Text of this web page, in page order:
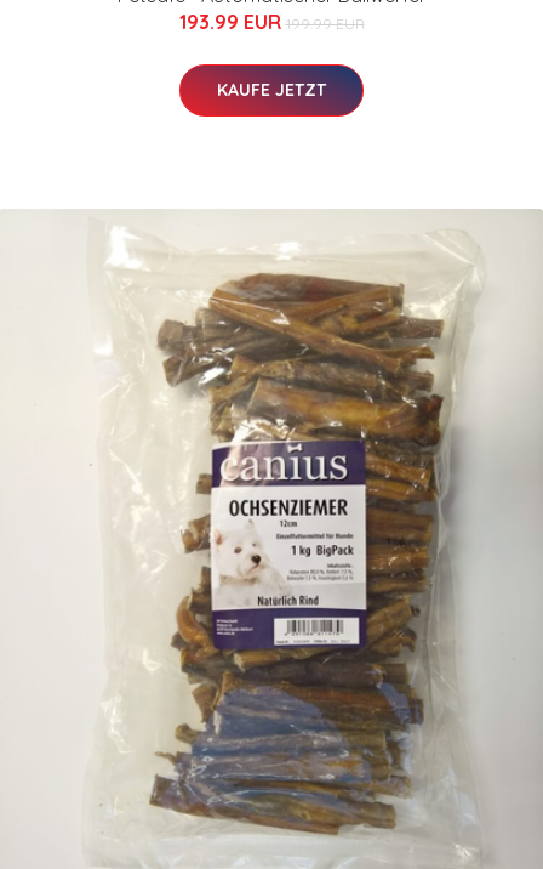
193.99 EUR 199.99 EUR
KAUFE JETZT